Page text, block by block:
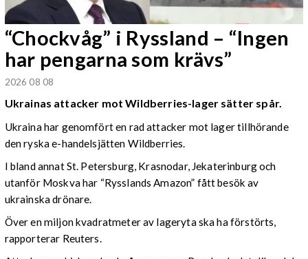
“Chockvåg” i Ryssland – “Ingen
har pengarna som krävs”
2026 08 08
Ukrainas attacker mot Wildberries-lager sätter spår.
Ukraina har genomfört en rad attacker mot lager tillhörande
den ryska e-handelsjätten Wildberries.
I bland annat St. Petersburg, Krasnodar, Jekaterinburg och
utanför Moskva har “Rysslands Amazon” fått besök av
ukrainska drönare.
Över en miljon kvadratmeter av lageryta ska ha förstörts,
rapporterar Reuters.